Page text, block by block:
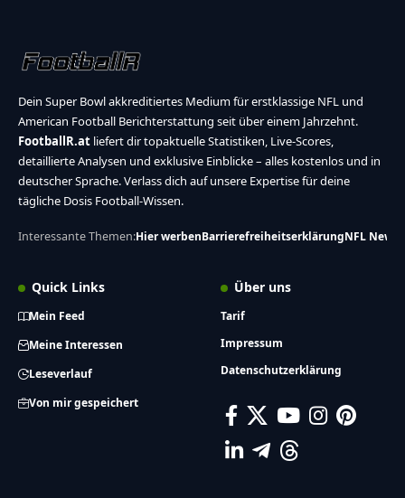
Dein Super Bowl akkreditiertes Medium für erstklassige NFL und
American Football Berichterstattung seit über einem Jahrzehnt.
FootballR.at liefert dir topaktuelle Statistiken, Live-Scores,
detaillierte Analysen und exklusive Einblicke – alles kostenlos und in
deutscher Sprache. Verlass dich auf unsere Expertise für deine
tägliche Dosis Football-Wissen.
Interessante Themen:Hier werbenBarrierefreiheitserklärungNFL News
Quick Links
Mein Feed
Meine Interessen
Leseverlauf
Von mir gespeichert
Über uns
Tarif
Impressum
Datenschutzerklärung